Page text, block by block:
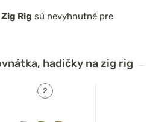
Rig sú nevyhnutné pre
vo vodnom stĺpci.
úspešnosť záseku.
hadičky na zig rig